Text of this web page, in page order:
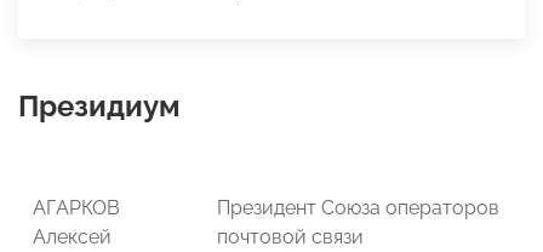
Президиум
АГАРКОВ
Алексей
Президент Союза операторов
почтовой связи